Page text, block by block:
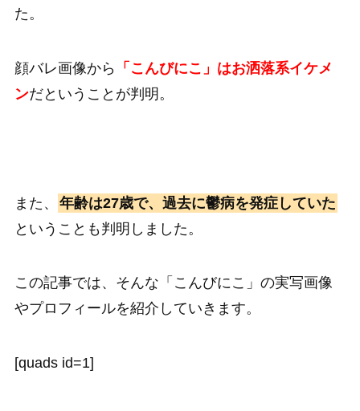
た。
顔バレ画像から
「こんびにこ」はお洒落系イケメ
ンだということが判明。
また、
年齢は27歳で、過去に鬱病を発症していた
ということも判明しました。
この記事では、そんな「こんびにこ」の実写画像
やプロフィールを紹介していきます。
[quads id=1]